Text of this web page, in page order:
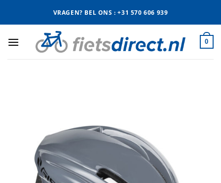
VRAGEN? BEL ONS : +31 570 606 939
0